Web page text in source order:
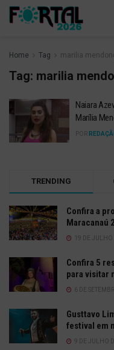
Home Tag marilia
Tag: marilia
Naiara
Marília
POR
TRENDING
Confira a
Maracanaú
19 DE
Confira 5
para visitar
6 DE
Gusttavo
festival em
9 DE JULHO